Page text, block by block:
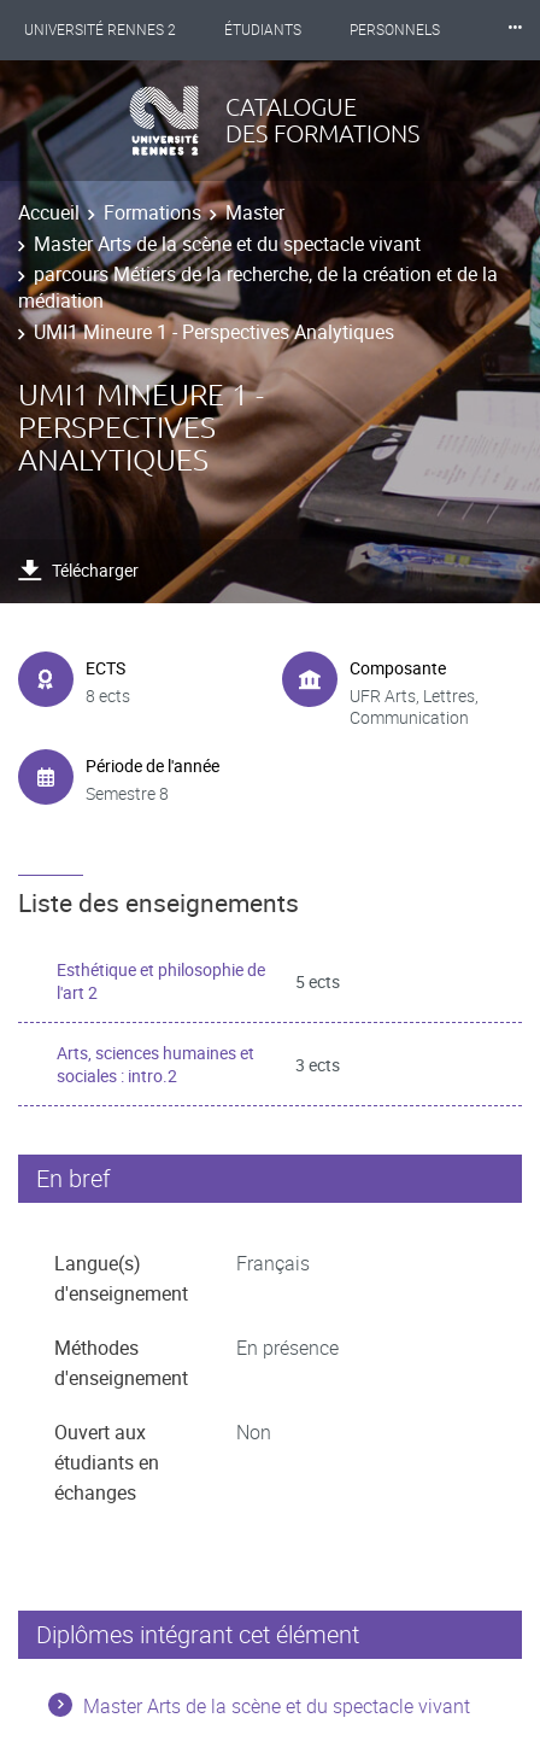
UNIVERSITÉ RENNES 2 ÉTUDIANTS PERSONNELS
INTERNATIONAL PROFESSIONNELS
LES NOUVELLES DE RENNES 2
⸱⸱⸱
CATALOGUE
DES FORMATIONS
Accueil Formations
Master
Master Arts de la scène et du spectacle vivant
parcours Métiers de la recherche, de la création et de la
médiation
UMI1 Mineure 1 - Perspectives Analytiques
UMI1 MINEURE 1 -
PERSPECTIVES
ANALYTIQUES
Télécharger
ECTS
8 ects
Composante
UFR Arts, Lettres,
Communication
Période de l'année
Semestre 8
Liste des enseignements
Esthétique et philosophie de
l'art 2
5 ects
Arts, sciences humaines et
sociales : intro.2
3 ects
En bref
Langue(s)
d'enseignement
Français
Méthodes
d'enseignement
En présence
Ouvert aux
étudiants en
échanges
Non
Diplômes intégrant cet élément
Master Arts de la scène et du spectacle vivant